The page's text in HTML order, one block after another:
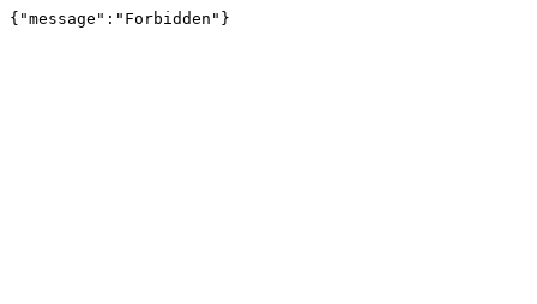
{"message":"Forbidden"}